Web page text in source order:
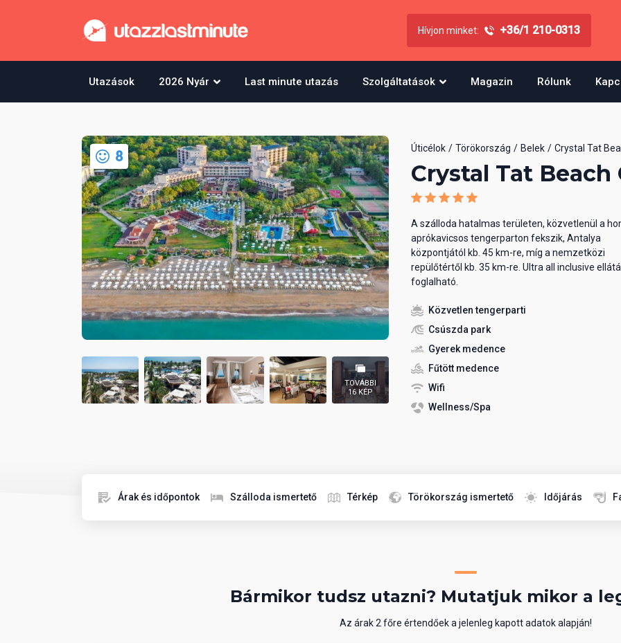
Hívjon minket: +36/1 210-0313
Utazások 2026 Nyár Last minute utazás Szolgáltatások Magazin Rólunk
8
TOVÁBBI
16 KÉP
Úticélok Törökország Belek Crystal Tat
Crystal Tat Beach
A szálloda hatalmas területen, közvetlenül a
aprókavicsos tengerparton fekszik, Antalya
központjától kb. 45 km-re, míg a nemzetközi
repülőtértől kb. 35 km-re. Ultra all inclusive
foglalható.
Közvetlen tengerparti
Csúszda park
Gyerek medence
Fűtött medence
Wifi
Wellness/Spa
Árak és időpontok Szálloda ismertető Térkép Törökország ismertető Időjárás
Bármikor tudsz utazni? Mutatjuk mikor a
Az árak 2 főre értendőek a jelenleg kapott adatok alapján!